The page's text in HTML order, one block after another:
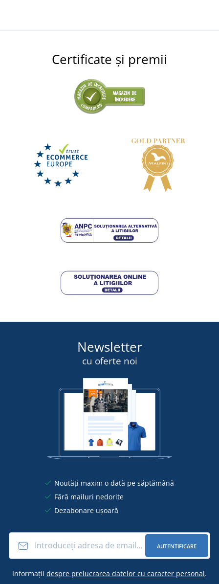
Certificate și premii
Newsletter
cu oferte noi
Noutăți maxim o dată pe săptămână
Fără mailuri nedorite
Dezabonare ușoară
AUTENTIFICARE
Informații despre prelucrarea datelor cu caracter personal.